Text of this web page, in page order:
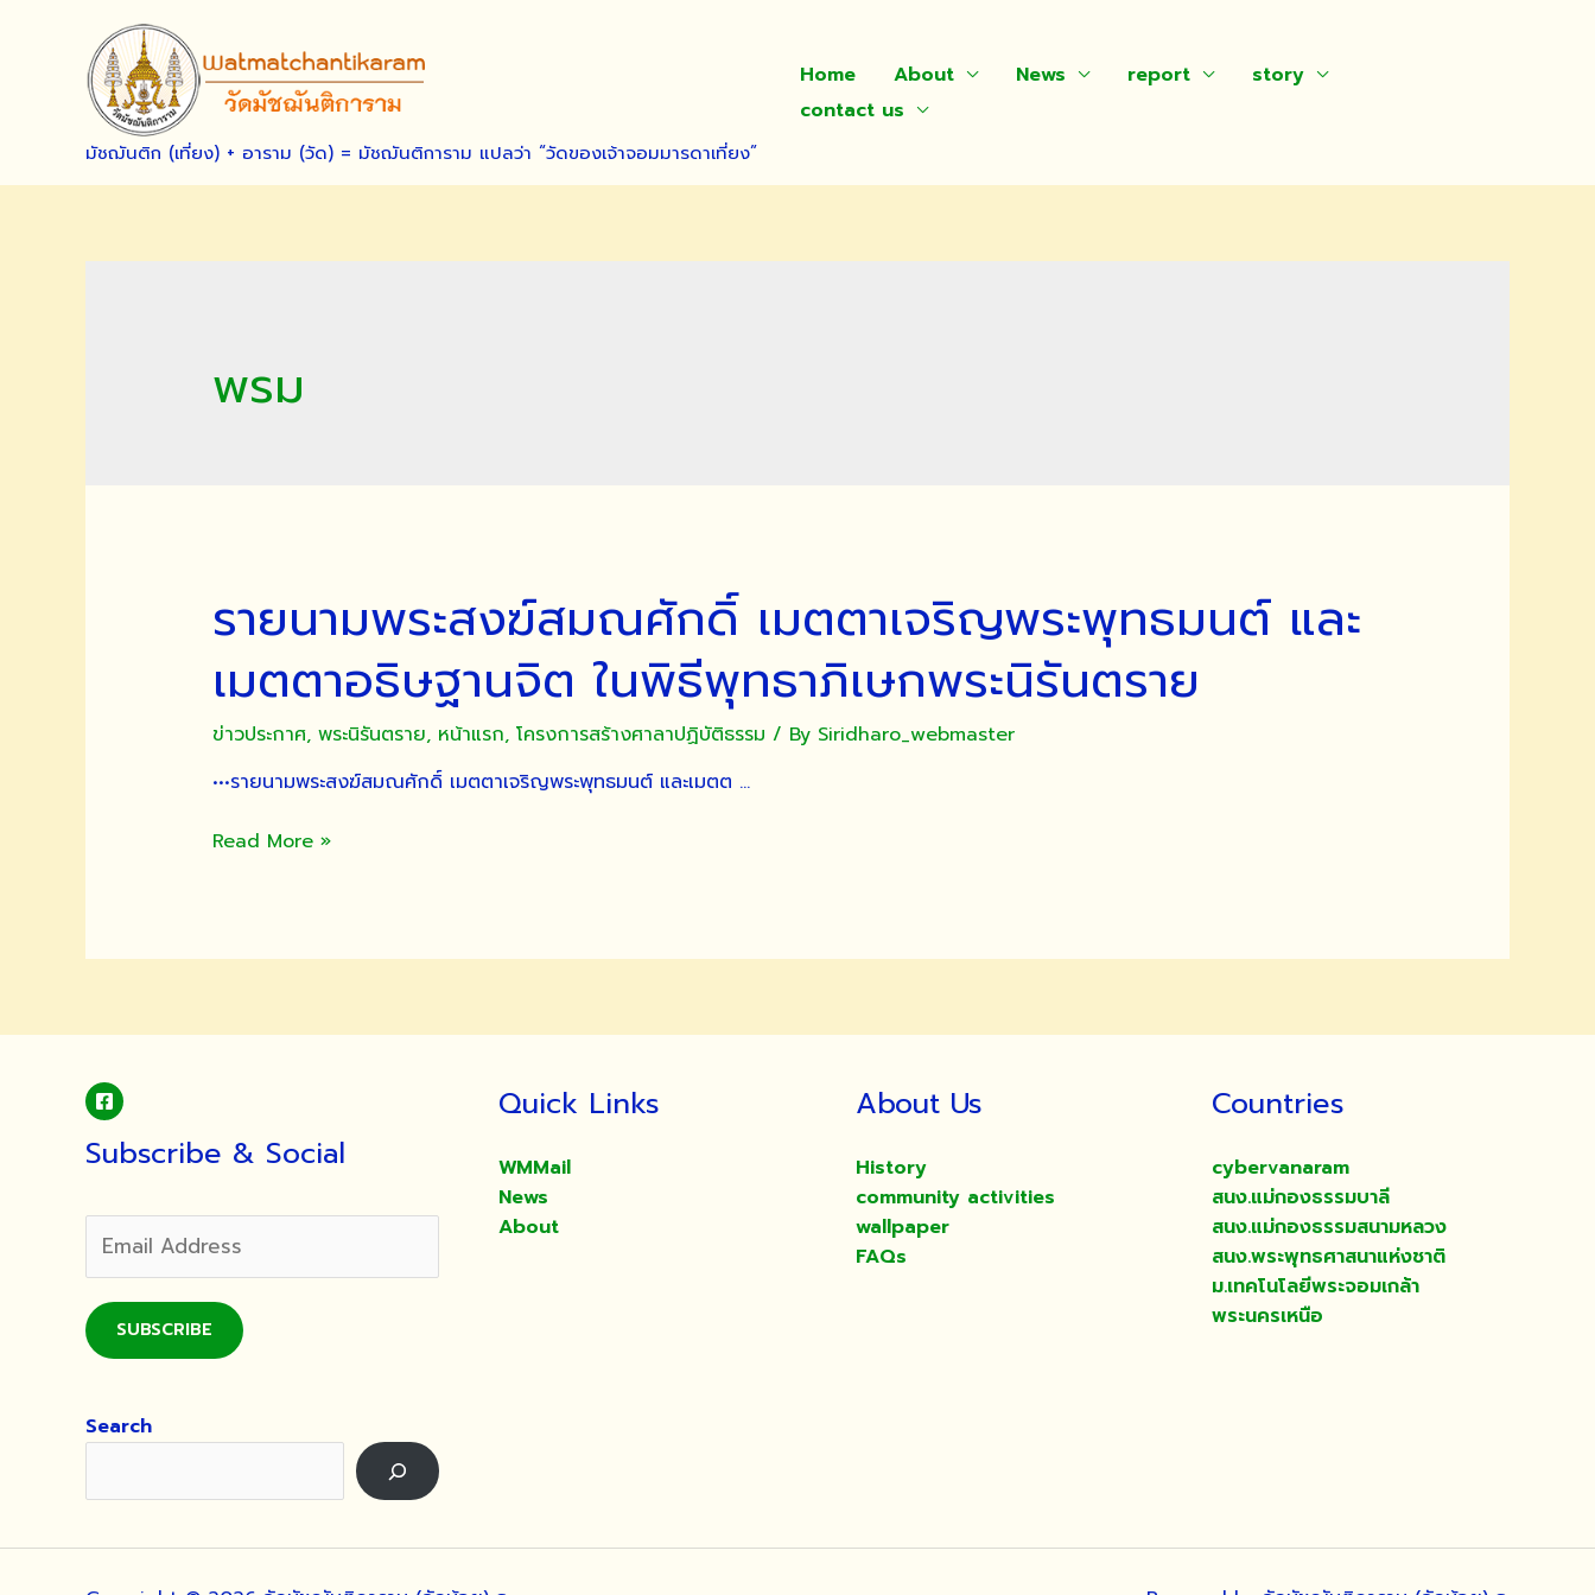
มัชฌันติก (เที่ยง) + อาราม (วัด) = มัชฌันติการาม แปลว่า “วัดของเจ้าจอมมารดาเที่ยง”
Home About News report
story
contact us
พรม
รายนามพระสงฆ์สมณศักดิ์ เมตตาเจริญพระพุทธมนต์ และ
เมตตาอธิษฐานจิต ในพิธีพุทธาภิเษกพระนิรันตราย
ข่าวประกาศ, พระนิรันตราย, หน้าแรก, โครงการสร้างศาลาปฏิบัติธรรม / By Siridharo_webmaster
•••รายนามพระสงฆ์สมณศักดิ์ เมตตาเจริญพระพุทธมนต์ และเมตต …
ราย
สมณศักดิ์
เมตตา
อธิษฐาน
ใน
พิธี
พุทธ
าภิเษก
พระ
Read More »
Subscribe & Social
SUBSCRIBE
Search
Quick Links
WMMail
News
About
About Us
History
community activities
wallpaper
FAQs
Countries
cybervanaram
สนง.แม่กองธรรมบาลี
สนง.แม่กองธรรมสนามหลวง
สนง.พระพุทธศาสนาแห่งชาติ
ม.เทคโนโลยีพระจอมเกล้า
พระนครเหนือ